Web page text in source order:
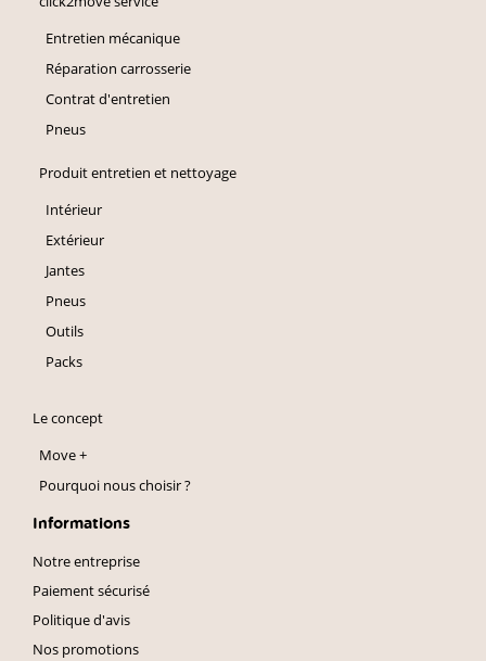
Entretien mécanique
Réparation carrosserie
Contrat d'entretien
Pneus
Produit entretien et nettoyage
Intérieur
Extérieur
Jantes
Pneus
Outils
Packs
Le concept
Move +
Pourquoi nous choisir ?
Informations
Notre entreprise
Paiement sécurisé
Politique d'avis
Nos promotions